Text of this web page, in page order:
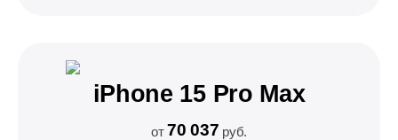
iPhone 15 Pro Max
от70 037 руб.